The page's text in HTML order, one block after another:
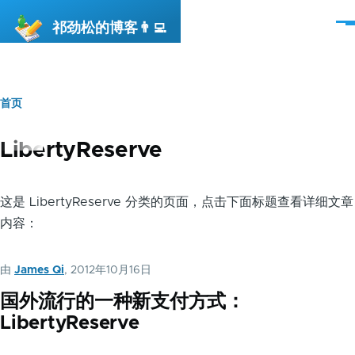
祁劲松的博客👨‍💻
菜
面
包
首页
LibertyReserve
这是 LibertyReserve 分类的页面，点击下面标题查看详细文章
内容：
由 James Qi, 2012年10月16日
国外流行的一种新支付方式：
LibertyReserve